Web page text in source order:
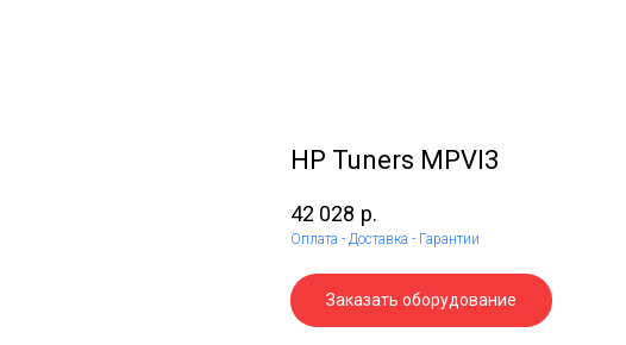
HP Tuners MPVI3
42 028 р.
Оплата - Доставка - Гарантии
Заказать оборудование